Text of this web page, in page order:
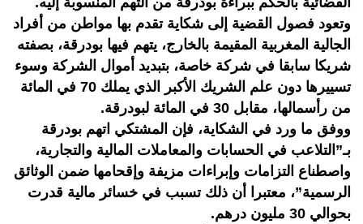
وتعود فصول القضية إلى شكاية تقدم بها مواطن من أفراد
الجالية المغربية المقيمة بالخارج، يتهم فيها بودرقة، بصفته
شريكا سابقا في شركة خاصة، بتبديد أموال الشركة وسوء
تسييرها دون علم الشريك الأكبر الذي يملك 70 في المائة
من رأسمالها، مقابل 30 في المائة لبودرقة.
ووفق ما ورد في الشكاية، فإن المشتكي اتهم بودرقة
بـ”التلاعب في الحسابات والمعاملات المالية والتجارية،
واصطناع التزامات وإبراءات مزيفة وإقحامها ضمن الوثائق
الرسمية”، معتبرا أن ذلك تسبب في خسائر مالية قدرت
بحوالي 30 مليون درهم.